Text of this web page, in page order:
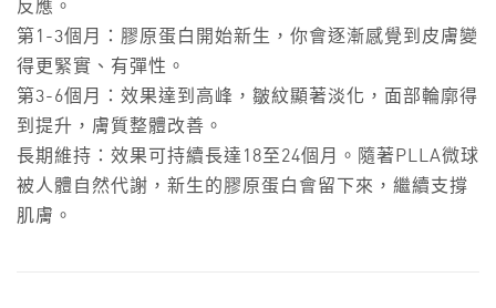
反應。
第1-3個月：膠原蛋白開始新生，你會逐漸感覺到皮膚變
得更緊實、有彈性。
第3-6個月：效果達到高峰，皺紋顯著淡化，面部輪廓得
到提升，膚質整體改善。
長期維持：效果可持續長達18至24個月。隨著PLLA微球
被人體自然代謝，新生的膠原蛋白會留下來，繼續支撐
肌膚。